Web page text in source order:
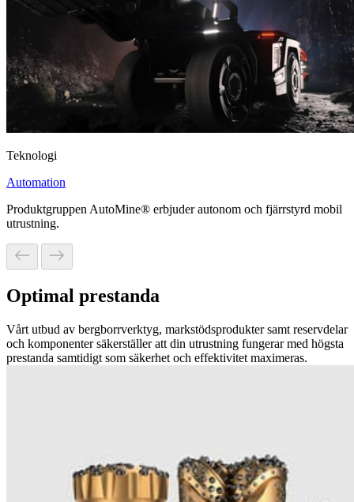
Teknologi
Automation
Produktgruppen AutoMine® erbjuder autonom och fjärrstyrd mobil
utrustning.
Optimal prestanda
Vårt utbud av bergborrverktyg, markstödsprodukter samt reservdelar
och komponenter säkerställer att din utrustning fungerar med högsta
prestanda samtidigt som säkerhet och effektivitet maximeras.